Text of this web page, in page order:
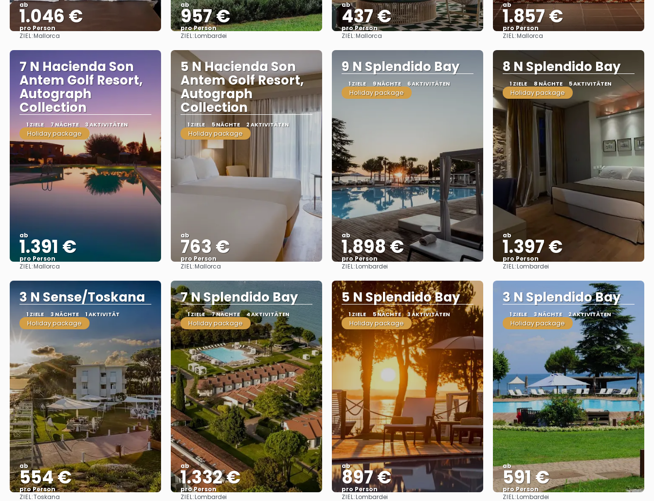
ab
1.046 €
pro Person
ZIEL:Mallorca
ab
957 €
pro Person
ZIEL:Lombardei
ab
437 €
pro Person
ZIEL:Mallorca
ab
1.857 €
pro Person
ZIEL:Mallorca
7 N Hacienda Son
Antem Golf Resort,
Autograph
Collection
1 ZIELE 7 NÄCHTE 3 AKTIVITÄTEN
Holiday package
ab
1.391 €
pro Person
ZIEL:Mallorca
5 N Hacienda Son
Antem Golf Resort,
Autograph
Collection
1 ZIELE 5 NÄCHTE 2 AKTIVITÄTEN
Holiday package
ab
763 €
pro Person
ZIEL:Mallorca
9 N Splendido Bay
1 ZIELE 9 NÄCHTE 6 AKTIVITÄTEN
Holiday package
ab
1.898 €
pro Person
ZIEL:Lombardei
8 N Splendido Bay
1 ZIELE 8 NÄCHTE 5 AKTIVITÄTEN
Holiday package
ab
1.397 €
pro Person
ZIEL:Lombardei
3 N Sense/Toskana
1 ZIELE 3 NÄCHTE 1 AKTIVITÄT
Holiday package
ab
554 €
pro Person
ZIEL:Toskana
7 N Splendido Bay
1 ZIELE 7 NÄCHTE 4 AKTIVITÄTEN
Holiday package
ab
1.332 €
pro Person
ZIEL:Lombardei
5 N Splendido Bay
1 ZIELE 5 NÄCHTE 3 AKTIVITÄTEN
Holiday package
ab
897 €
pro Person
ZIEL:Lombardei
3 N Splendido Bay
1 ZIELE 3 NÄCHTE 2 AKTIVITÄTEN
Holiday package
ab
591 €
pro Person
ZIEL:Lombardei